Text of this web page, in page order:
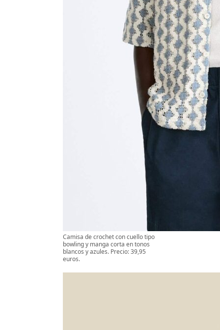
Camisa de crochet con cuello tipo
bowling y manga corta en tonos
blancos y azules. Precio: 39,95
euros.